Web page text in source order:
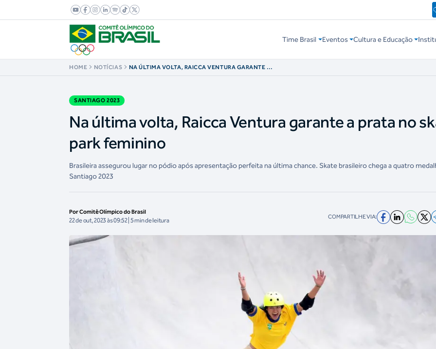
Time Brasil Eventos Cultura e Educação
HOME NOTÍCIAS
NA ÚLTIMA VOLTA, RAICCA VENTURA GARANTE A
SANTIAGO 2023
Na última volta, Raicca Ventura garante a prata no
park feminino
Brasileira assegurou lugar no pódio após apresentação perfeita na última chance. Skate brasileiro chega a quatro
Santiago 2023
Por Comitê Olímpico do Brasil
22 de out, 2023 às 09:52 | 5 min de leitura COMPARTILHE VIA: